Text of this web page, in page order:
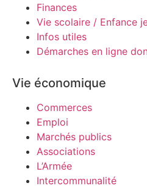
Finances
Vie scolaire / Enfance
Infos utiles
Démarches en ligne
Vie économique
Commerces
Emploi
Marchés publics
Associations
L’Armée
Intercommunalité